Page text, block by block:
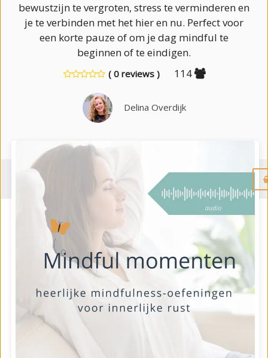
bewustzijn te vergroten, stress te verminderen en
je te verbinden met het hier en nu. Perfect voor
een korte pauze of om je dag mindful te
beginnen of te eindigen.
( 0 reviews ) 114
Delina Overdijk
Menu
“Mindful Momenten”
biedt praktische en
inspirerende mindfulness-oefeningen die je
helpen om meer rust en focus in je leven te
brengen. Deze audio’s zijn ontworpen om je te
ondersteunen bij het omgaan met gedachten,
het bereiken van je mooiste doelen, het
ontwikkelen van een positieve mindset, en het
ervaren van waardering en ontspanning en nog
veel meer….
Deze serie van audio opnames gaan je helpen